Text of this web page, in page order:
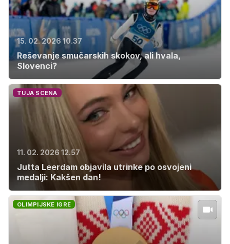
15. 02. 2026 10.37
Reševanje smučarskih skokov, ali hvala,
Slovenci?
TUJA SCENA
11. 02. 2026 12.57
Jutta Leerdam objavila utrinke po osvojeni
medalji: Kakšen dan!
OLIMPIJSKE IGRE